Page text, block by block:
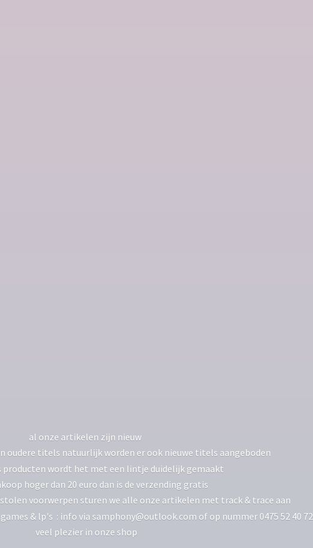
al onze artikelen zijn nieuw
oudere titels natuurlijk worden er ook nieuwe titels aangeboden
producten wordt het met een lintje duidelijk gemaakt
hoger dan 20 euro dan is de verzending gratis
voorwerpen sturen we alle onze artikelen met track & trace aan
& lp's : info via samphony@outlook.com of op nummer 0475 52 40 72
veel plezier in onze shop